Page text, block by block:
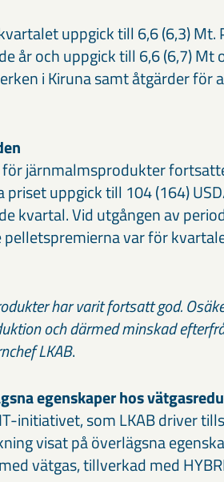
uppgick till 6,6 (6,3)
år och uppgick till 6,6 (6,7)
i Kiruna samt åtgärder för
järnmalmsprodukter
uppgick till 104 (164)
kvartal. Vid utgången av
var för
har varit fortsatt god.
och därmed minskad
LKAB.
egenskaper hos
initiativet, som LKAB driver
visat på överlägsna
vätgas, tillverkad med